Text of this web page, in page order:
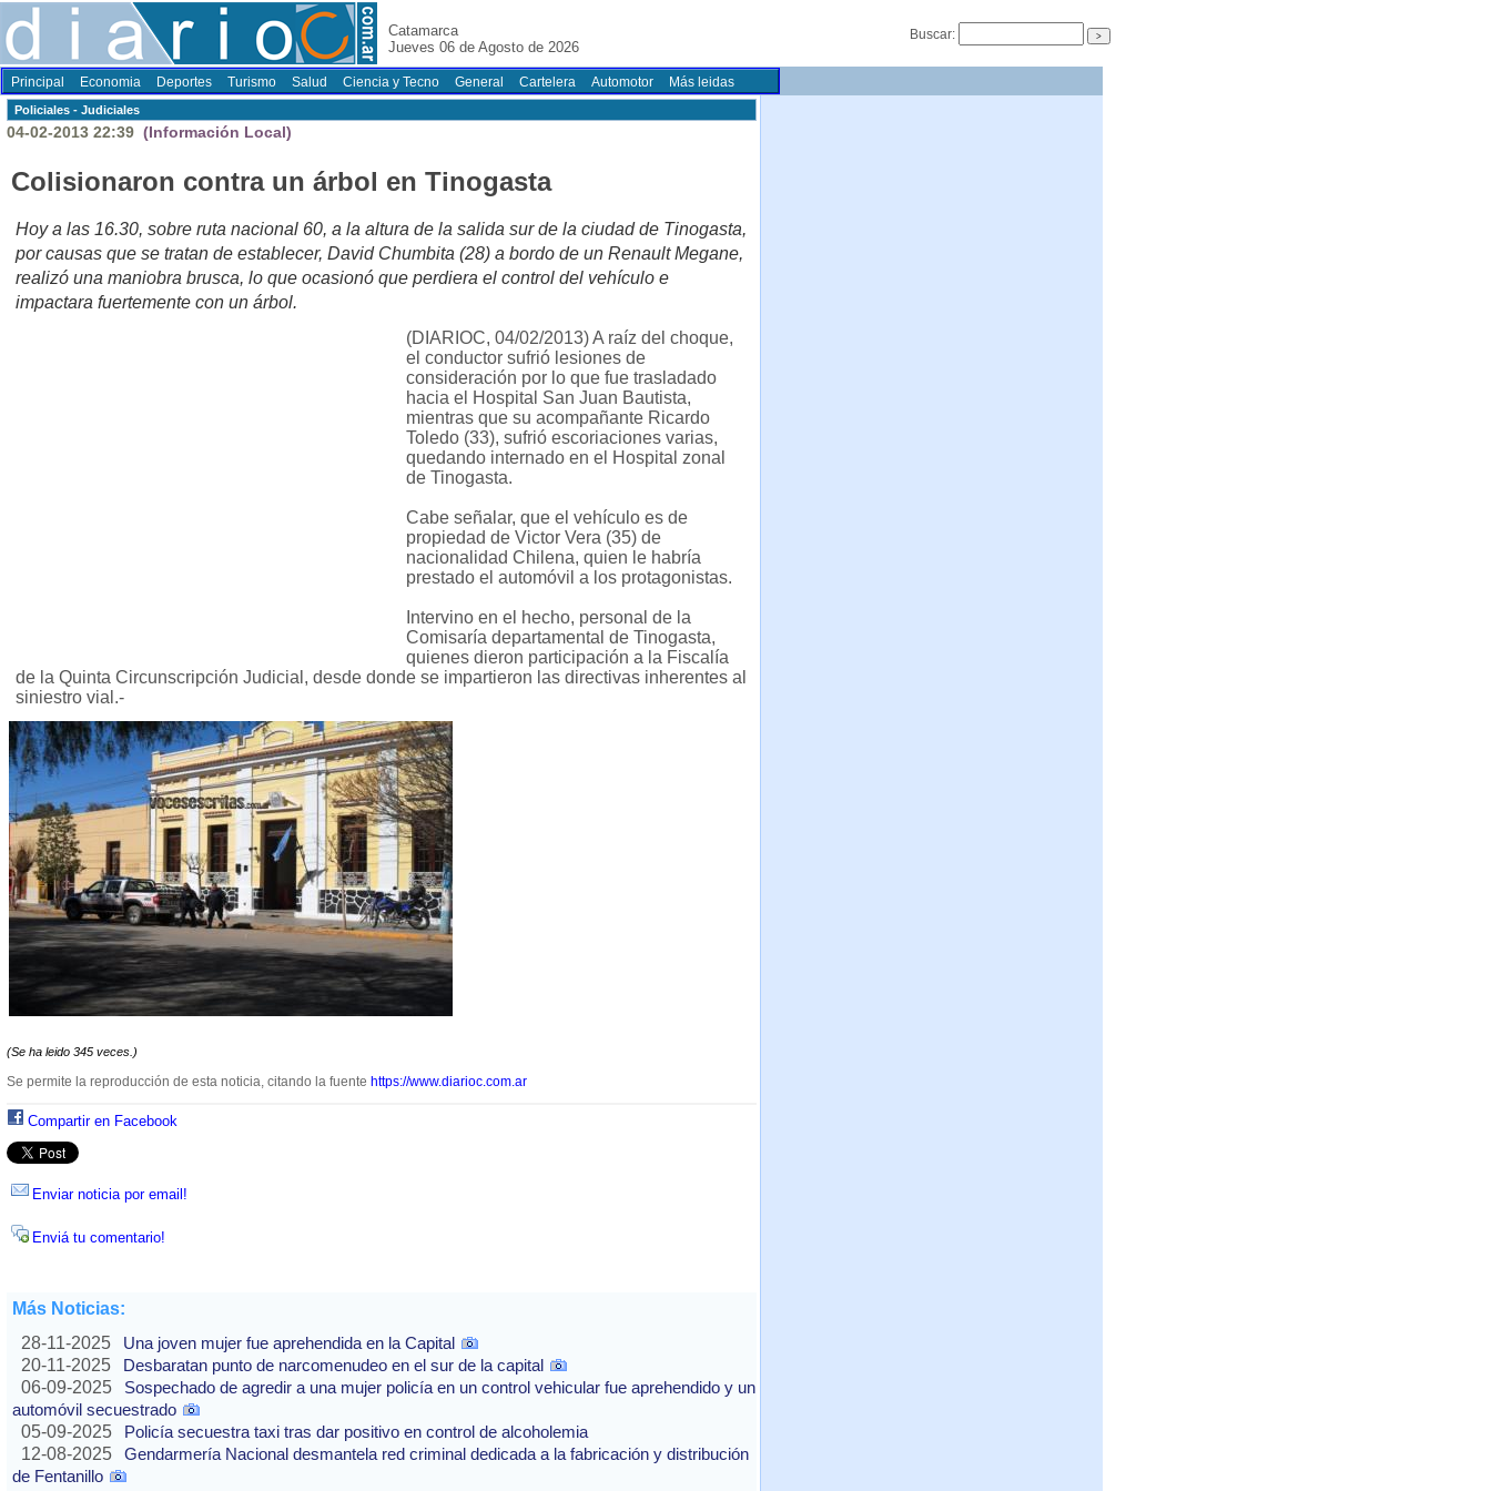
Catamarca
Jueves 06 de Agosto de 2026
Buscar:
Principal Economia Deportes Turismo Salud Ciencia y Tecno General Cartelera Automotor Más leidas
Policiales - Judiciales
04-02-2013 22:39 (Información Local)
Colisionaron contra un árbol en Tinogasta
Hoy a las 16.30, sobre ruta nacional 60, a la altura de la salida sur de la ciudad de Tinogasta,
por causas que se tratan de establecer, David Chumbita (28) a bordo de un Renault Megane,
realizó una maniobra brusca, lo que ocasionó que perdiera el control del vehículo e
impactara fuertemente con un árbol.
(DIARIOC, 04/02/2013) A raíz del choque,
el conductor sufrió lesiones de
consideración por lo que fue trasladado
hacia el Hospital San Juan Bautista,
mientras que su acompañante Ricardo
Toledo (33), sufrió escoriaciones varias,
quedando internado en el Hospital zonal
de Tinogasta.
Cabe señalar, que el vehículo es de
propiedad de Victor Vera (35) de
nacionalidad Chilena, quien le habría
prestado el automóvil a los protagonistas.
Intervino en el hecho, personal de la
Comisaría departamental de Tinogasta,
quienes dieron participación a la Fiscalía
de la Quinta Circunscripción Judicial, desde donde se impartieron las directivas inherentes al
siniestro vial.-
(Se ha leido 345 veces.)
Se permite la reproducción de esta noticia, citando la fuente https://www.diarioc.com.ar
Compartir en Facebook
Enviar noticia por email!
Enviá tu comentario!
Más Noticias:
28-11-2025
Una joven mujer fue aprehendida en la Capital
20-11-2025
Desbaratan punto de narcomenudeo en el sur de la capital
06-09-2025
Sospechado de agredir a una mujer policía en un control vehicular fue aprehendido y un
automóvil secuestrado
05-09-2025
Policía secuestra taxi tras dar positivo en control de alcoholemia
12-08-2025
Gendarmería Nacional desmantela red criminal dedicada a la fabricación y distribución
de Fentanillo